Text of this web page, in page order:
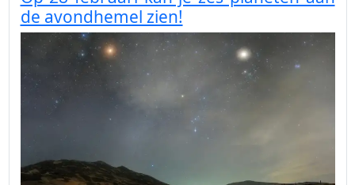
de avondhemel zien!